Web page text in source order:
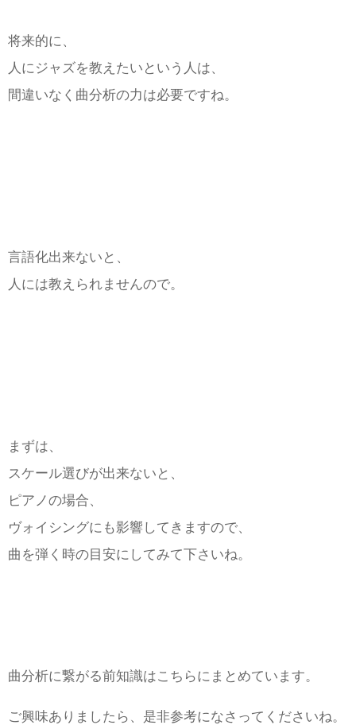
将来的に、
人にジャズを教えたいという人は、
間違いなく曲分析の力は必要ですね。
言語化出来ないと、
人には教えられませんので。
まずは、
スケール選びが出来ないと、
ピアノの場合、
ヴォイシングにも影響してきますので、
曲を弾く時の目安にしてみて下さいね。
曲分析に繋がる前知識はこちらにまとめています。
ご興味ありましたら、是非参考になさってくださいね。